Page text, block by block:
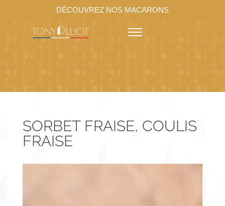
DÉCOUVREZ NOS MACARONS
SORBET FRAISE, COULIS
FRAISE